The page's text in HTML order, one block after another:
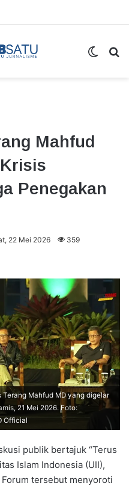
Mahfud
Penegakan
22 Mei 2026 359
Mahfud MD yang digelar
21 Mei 2026. Foto:
Official
publik bertajuk “Terus
Islam Indonesia (UII),
tersebut menyoroti